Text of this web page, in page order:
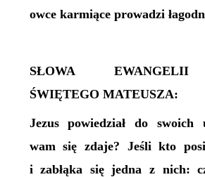
owce karmiące prowadzi
SŁOWA
ŚWIĘTEGO MATEUSZA:
Jezus powiedział do swoich
wam się zdaje? Jeśli kto
i zabłąka się jedna z nich: